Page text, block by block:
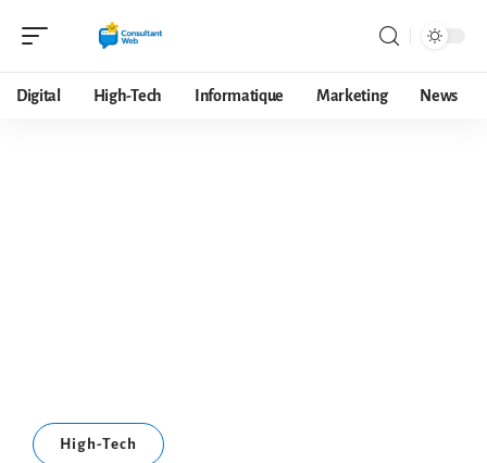
Digital High-Tech Informatique Marketing News
High-Tech